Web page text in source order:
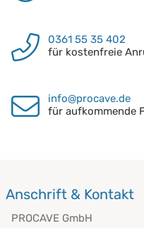
0361 55 35 402
für kostenfreie
info@procave.de
für aufkommende
Anschrift & Kontakt
PROCAVE GmbH